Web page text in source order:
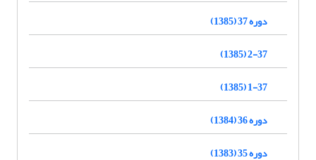
دوره 37 (1385)
2-37 (1385)
1-37 (1385)
دوره 36 (1384)
دوره 35 (1383)